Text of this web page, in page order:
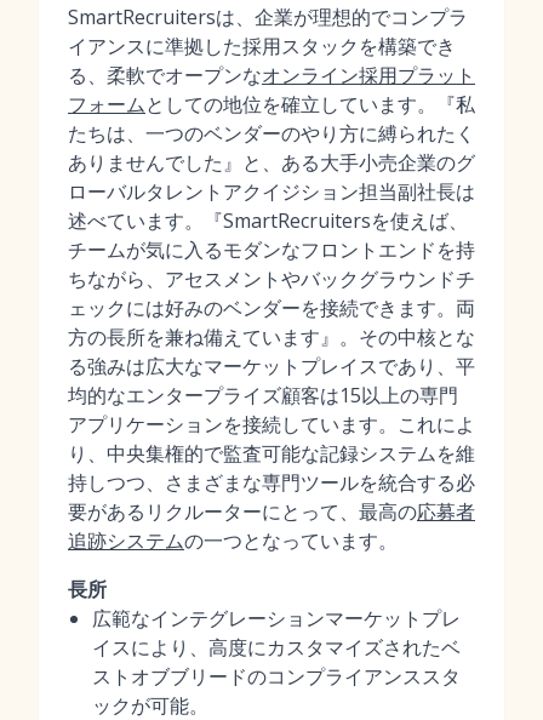
SmartRecruitersは、企業が理想的でコンプラ
イアンスに準拠した採用スタックを構築でき
る、柔軟でオープンなオンライン採用プラット
フォームとしての地位を確立しています。『私
たちは、一つのベンダーのやり方に縛られたく
ありませんでした』と、ある大手小売企業のグ
ローバルタレントアクイジション担当副社長は
述べています。『SmartRecruitersを使えば、
チームが気に入るモダンなフロントエンドを持
ちながら、アセスメントやバックグラウンドチ
ェックには好みのベンダーを接続できます。両
方の長所を兼ね備えています』。その中核とな
る強みは広大なマーケットプレイスであり、平
均的なエンタープライズ顧客は15以上の専門
アプリケーションを接続しています。これによ
り、中央集権的で監査可能な記録システムを維
持しつつ、さまざまな専門ツールを統合する必
要があるリクルーターにとって、最高の応募者
追跡システムの一つとなっています。
長所
広範なインテグレーションマーケットプレ
イスにより、高度にカスタマイズされたベ
ストオブブリードのコンプライアンススタ
ックが可能。